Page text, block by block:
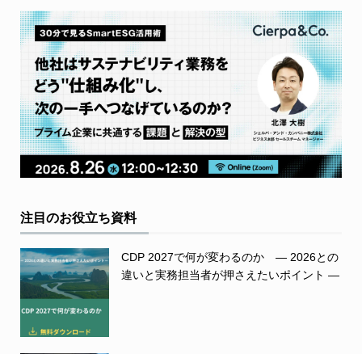
注目のお役立ち資料
CDP 2027で何が変わるのか ― 2026との
違いと実務担当者が押さえたいポイント ―